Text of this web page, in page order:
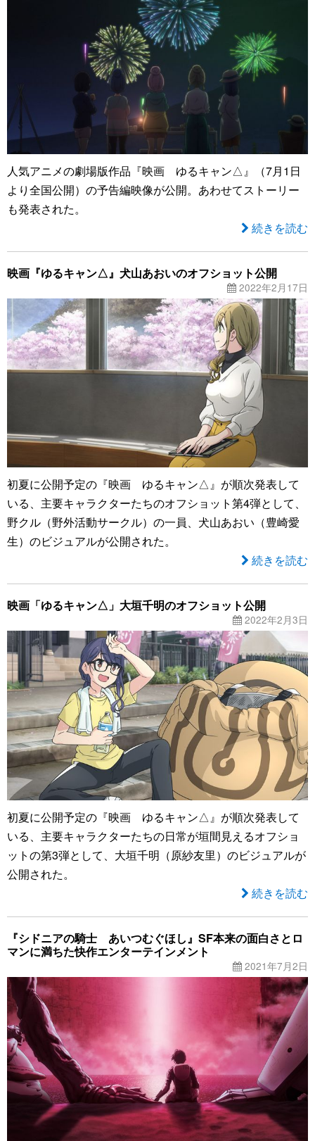
人気アニメの劇場版作品『映画 ゆるキャン△』（7月1日
より全国公開）の予告編映像が公開。あわせてストーリー
も発表された。
続きを読む
映画『ゆるキャン△』犬山あおいのオフショット公開
2022年2月17日
初夏に公開予定の『映画 ゆるキャン△』が順次発表して
いる、主要キャラクターたちのオフショット第4弾として、
野クル（野外活動サークル）の一員、犬山あおい（豊崎愛
生）のビジュアルが公開された。
続きを読む
映画「ゆるキャン△」大垣千明のオフショット公開
2022年2月3日
初夏に公開予定の『映画 ゆるキャン△』が順次発表して
いる、主要キャラクターたちの日常が垣間見えるオフショ
ットの第3弾として、大垣千明（原紗友里）のビジュアルが
公開された。
続きを読む
『シドニアの騎士 あいつむぐほし』SF本来の面白さとロ
マンに満ちた快作エンターテインメント
2021年7月2日